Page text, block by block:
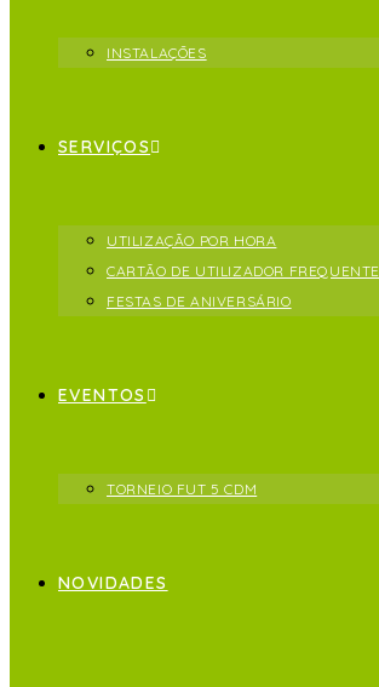
INSTALAÇÕES
SERVIÇOS
UTILIZAÇÃO POR HORA
CARTÃO DE UTILIZADOR FREQUENTE
FESTAS DE ANIVERSÁRIO
EVENTOS
TORNEIO FUT 5 CDM
NOVIDADES